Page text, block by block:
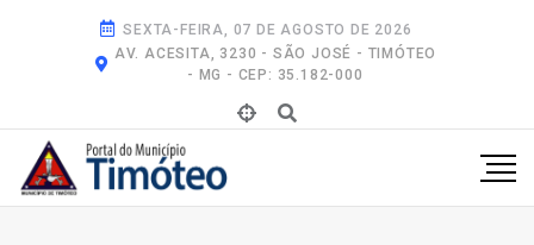
SEXTA-FEIRA, 07 DE AGOSTO DE 2026
AV. ACESITA, 3230 - SÃO JOSÉ - TIMÓTEO
- MG - CEP: 35.182-000